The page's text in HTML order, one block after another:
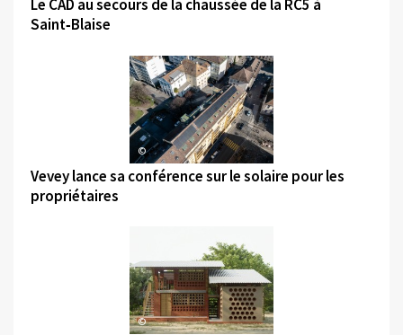
Le CAD au secours de la chaussée de la RC5 à
Saint‑Blaise
©
Vevey lance sa conférence sur le solaire pour les
propriétaires
©